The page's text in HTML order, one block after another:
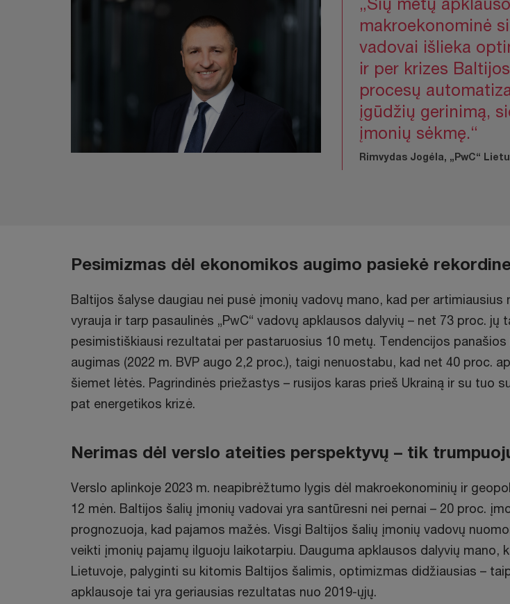
makroekonominė
vadovai išlieka
ir per krizes
procesų
įgūdžių gerinimą,
įmonių sėkmę.“
Rimvydas Jogėla, „PwC“
Pesimizmas dėl ekonomikos augimo pasiekė
Baltijos šalyse daugiau nei pusė įmonių vadovų mano, kad per
vyrauja ir tarp pasaulinės „PwC“ vadovų apklausos dalyvių – net 73 proc. jų
pesimistiškiausi rezultatai per pastaruosius 10 metų. Tendencijos panašios
augimas (2022 m. BVP augo 2,2 proc.), taigi nenuostabu, kad net 40 proc.
šiemet lėtės. Pagrindinės priežastys – rusijos karas prieš Ukrainą ir su tuo
pat energetikos krizė.
Nerimas dėl verslo ateities perspektyvų – tik
Verslo aplinkoje 2023 m. neapibrėžtumo lygis dėl makroekonominių ir
12 mėn. Baltijos šalių įmonių vadovai yra santūresni nei pernai – 20 proc.
prognozuoja, kad pajamos mažės. Visgi Baltijos šalių įmonių vadovų
veikti įmonių pajamų ilguoju laikotarpiu. Dauguma apklausos dalyvių mano,
Lietuvoje, palyginti su kitomis Baltijos šalimis, optimizmas didžiausias –
apklausoje tai yra geriausias rezultatas nuo 2019-ųjų.